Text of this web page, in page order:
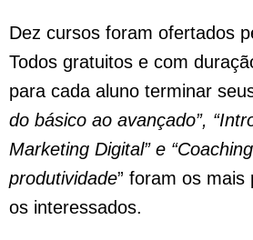
Dez cursos foram ofertados
Todos gratuitos e com
para cada aluno terminar
do básico ao avançado”,
Marketing Digital” e
produtividade” foram os mais
os interessados.